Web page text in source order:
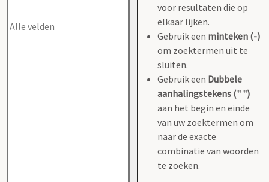
voor resultaten die op
elkaar lijken.
Gebruik een minteken (-)
om zoektermen uit te
sluiten.
Gebruik een Dubbele
aanhalingstekens (" ")
aan het begin en einde
van uw zoektermen om
naar de exacte
combinatie van woorden
te zoeken.